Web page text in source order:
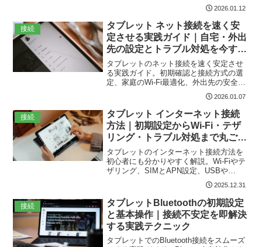
ャーや変換アダプタ互換、無線接続
（Miracast/AirPlay/Duet Display）手順、
遅延・音声トラブル対処、機材選びと導
入チェックリストまで網羅。
2026.01.12
接続
タブレット ネット接続を速く安
定させる実践ガイド｜自宅・外出
先の設定とトラブル対処を今すぐ
実践!
タブレットのネット接続を速く安定させ
る実践ガイド。初期確認と接続方式の選
定、家庭のWi-Fi最適化、外出先の安全接
続、テザリングやSIM・eSIM設定、速度
測定とトラブル対処まで具体的手順と改
善策を短時間で実行できる形で紹介。初
心者でも分かりやすい図解と優先順位付
きチェックリストで短時間で効果を出せ
ます。
2026.01.07
接続
タブレット インターネット接続
方法｜初期設定からWi-Fi・テザ
リング・トラブル対処まで丸ごと
解説！
タブレットのインターネット接続方法を
初心者にも分かりやすく解説。Wi-Fiやテ
ザリング、SIMとAPN設定、USBや
Bluetooth、公衆Wi-Fiでの安全対策まで具
体手順と段階的トラブルシューティン
グ、データ節約やVPN設定の実用チェッ
クリスト付きで迷わず接続できます。エ
ラー原因別の対処法やスクリーンショッ
ト付きの手順、ルーターや回線確認のチ
ェックポイントも収録。
2025.12.31
接続
タブレットBluetoothの初期設定
と基本操作｜接続不安定を即解決
する実践テクニック
タブレットでのBluetooth接続をスムーズ